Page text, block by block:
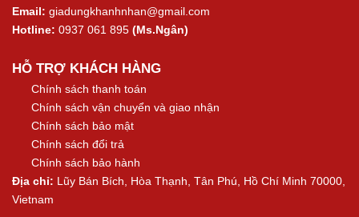
Email: giadungkhanhnhan@gmail.com
Hotline: 0937 061 895 (Ms.Ngân)
HỖ TRỢ KHÁCH HÀNG
Chính sách thanh toán
Chính sách vận chuyển và giao nhận
Chính sách bảo mật
Chính sách đổi trả
Chính sách bảo hành
Địa chỉ: Lũy Bán Bích, Hòa Thạnh, Tân Phú, Hồ Chí Minh 70000,
Vietnam